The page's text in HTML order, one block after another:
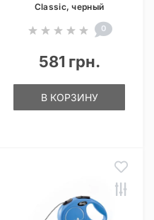
Classic, черный
0
581 грн.
В КОРЗИНУ